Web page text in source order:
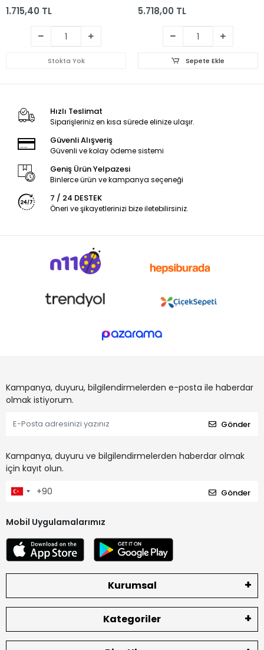
1.715,40 TL
Stokta Yok
5.718,00 TL
Sepete Ekle
Hızlı Teslimat
Siparişleriniz en kısa sürede elinize ulaşır.
Güvenli Alışveriş
Güvenli ve kolay ödeme sistemi
Geniş Ürün Yelpazesi
Binlerce ürün ve kampanya seçeneği
7 / 24 DESTEK
Öneri ve şikayetlerinizi bize iletebilirsiniz.
Kampanya, duyuru, bilgilendirmelerden e-posta ile haberdar
olmak istiyorum.
Gönder
Kampanya, duyuru ve bilgilendirmelerden haberdar olmak
için kayıt olun.
Gönder
Mobil Uygulamalarımız
Kurumsal
Kategoriler